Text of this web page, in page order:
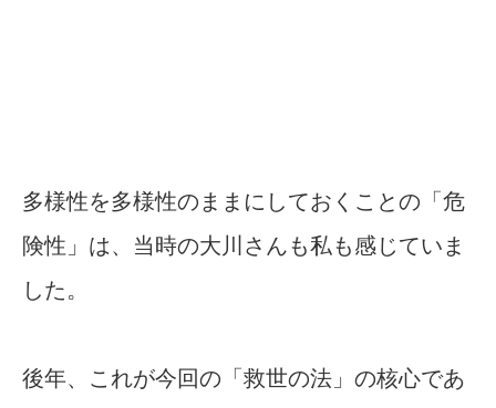
多様性を多様性のままにしておくことの「危
険性」は、当時の大川さんも私も感じていま
した。
後年、これが今回の「救世の法」の核心であ